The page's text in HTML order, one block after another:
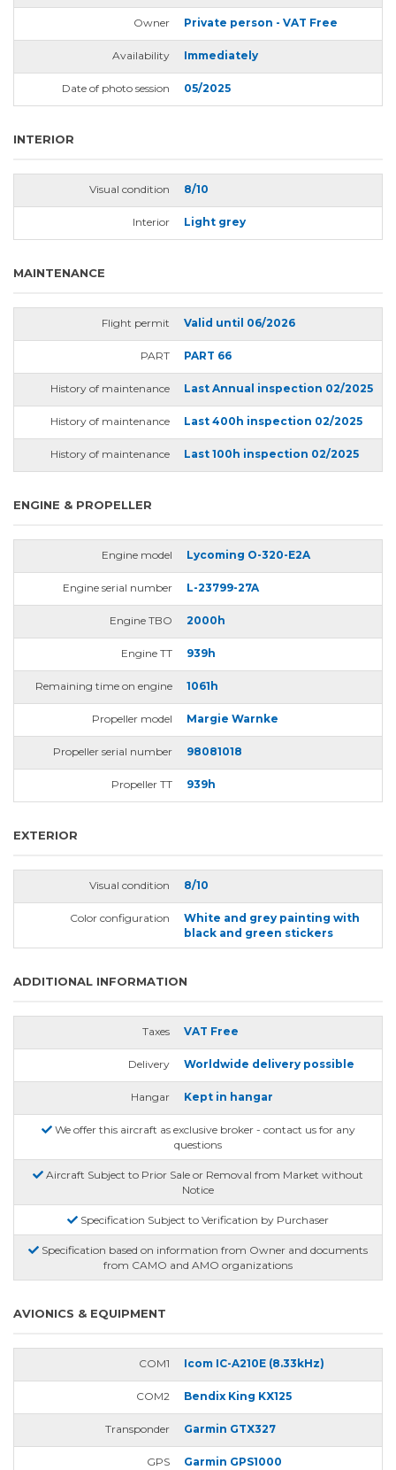
Owner Private person - VAT Free
Availability Immediately
Date of photo session 05/2025
INTERIOR
Visual condition 8/10
Interior Light grey
MAINTENANCE
Flight permit Valid until 06/2026
PART PART 66
History of maintenance Last Annual inspection 02/2025
History of maintenance Last 400h inspection 02/2025
History of maintenance Last 100h inspection 02/2025
ENGINE & PROPELLER
Engine model Lycoming O-320-E2A
Engine serial number L-23799-27A
Engine TBO 2000h
Engine TT 939h
Remaining time on engine 1061h
Propeller model Margie Warnke
Propeller serial number 98081018
Propeller TT 939h
EXTERIOR
Visual condition 8/10
Color configuration
White and grey painting with
black and green stickers
ADDITIONAL INFORMATION
Taxes VAT Free
Delivery Worldwide delivery possible
Hangar Kept in hangar
We offer this aircraft as exclusive broker - contact us for any
questions
Aircraft Subject to Prior Sale or Removal from Market without
Notice
Specification Subject to Verification by Purchaser
Specification based on information from Owner and documents
from CAMO and AMO organizations
AVIONICS & EQUIPMENT
COM1 Icom IC-A210E (8.33kHz)
COM2 Bendix King KX125
Transponder Garmin GTX327
GPS Garmin GPS1000